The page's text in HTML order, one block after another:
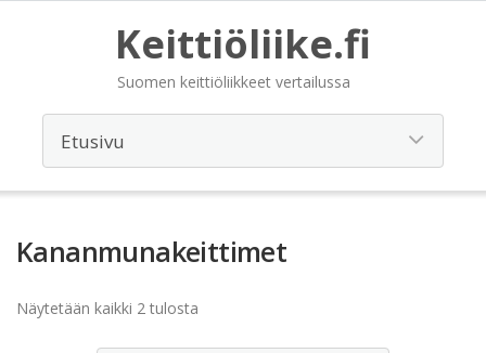
Keittiöliike.fi
Suomen keittiöliikkeet vertailussa
Kananmunakeittimet
Näytetään kaikki 2 tulosta